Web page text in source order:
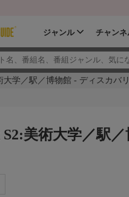
ジャンル チャンネ
大学／駅／博物館 - ディスカバ
美術大学／駅